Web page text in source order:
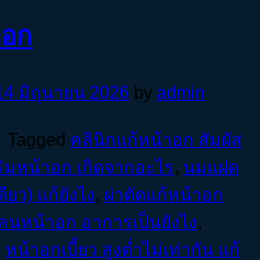
ก
มิถุนายน 2026 by admin
Tagged คลินิกแก้หน้าอก สัมผัส
หน้าอก เกิดจากอะไร, นมแฝด
ว) แก้ยังไง, ผ่าตัดแก้หน้าอก
นหน้าอก อาการเป็นยังไง,
หน้าอกเบี้ยว สูงต่ำไม่เท่ากัน แก้